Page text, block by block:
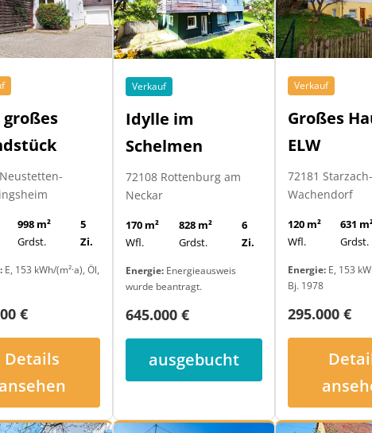
großes
998 m²
Grdst.
5
Zi.
E, 153 kWh/(m²·a), Öl,
€
Details
ansehen
Verkauf
Idylle im
Schelmen
72108 Rottenburg am
Neckar
170 m²
Wfl.
828 m²
Grdst.
6
Zi.
Energie: Energieausweis
wurde beantragt.
645.000 €
ausgebucht
Verkauf
Großes
ELW
72181 Starzach-
Wachendorf
120 m²
Wfl.
631
Grdst.
Energie:E, 153
Bj. 1978
295.000 €